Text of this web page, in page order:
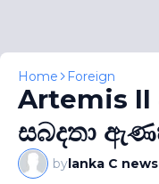
Home Foreign
Artemis II
සබදතා
bylanka C news